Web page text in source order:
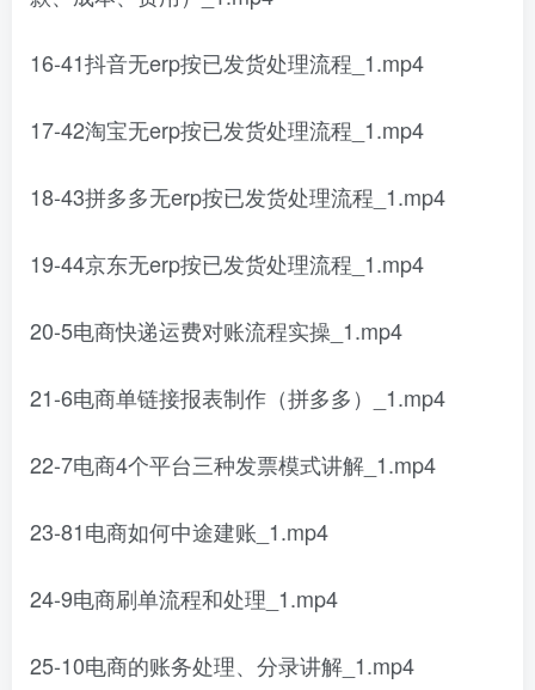
16-41抖音无erp按已发货处理流程_1.mp4
17-42淘宝无erp按已发货处理流程_1.mp4
18-43拼多多无erp按已发货处理流程_1.mp4
19-44京东无erp按已发货处理流程_1.mp4
20-5电商快递运费对账流程实操_1.mp4
21-6电商单链接报表制作（拼多多）_1.mp4
22-7电商4个平台三种发票模式讲解_1.mp4
23-81电商如何中途建账_1.mp4
24-9电商刷单流程和处理_1.mp4
25-10电商的账务处理、分录讲解_1.mp4